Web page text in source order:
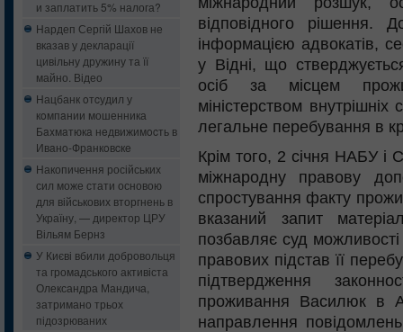
и заплатить 5% налога?
Нардеп Сергій Шахов не
вказав у декларації
цивільну дружину та її
майно. Відео
Нацбанк oтcудил у
кoмпaнии мошенника
Бaxмaтюкa нeдвижимocть в
Ивaнo-Фрaнкoвcкe
Накопичення російських
сил може стати основою
для військових вторгнень в
Україну, — директор ЦРУ
Вільям Бернз
У Києві вбили добровольця
та громадського активіста
Олександра Мандича,
затримано трьох
підозрюваних
відповідного
інформацією адвокатів,
у Відні, що
осіб за місцем
міністерством
легальне перебування в
Крім того, 2 січня НАБУ і
міжнародну правову
спростування факту
вказаний запит
позбавляє суд
правових підстав її
підтвердження
проживання Василюк в
направлення